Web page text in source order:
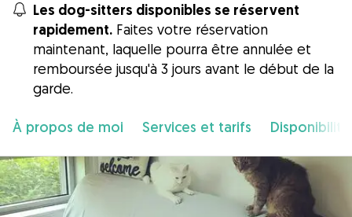
Les dog-sitters disponibles se réservent
rapidement. Faites votre réservation
maintenant, laquelle pourra être annulée et
remboursée jusqu'à 3 jours avant le début de la
garde.
À propos de moi Services et tarifs Disponibilité